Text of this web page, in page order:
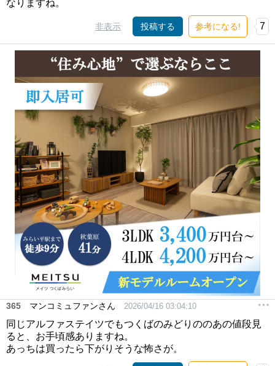
なりますね。
非表示 投稿する 参考になる! 7
365 マンコミュファンさん 2026/04/16 03:04:10
同じアルファステイツでもつくばのみどりののあの値段見
ると、お手頃感ありますね。
あっちは買ったら下がりそうな怖さが。